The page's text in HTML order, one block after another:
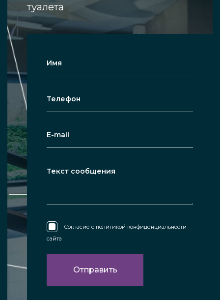
туалета
Согласие с политикой конфиденциальности
сайта